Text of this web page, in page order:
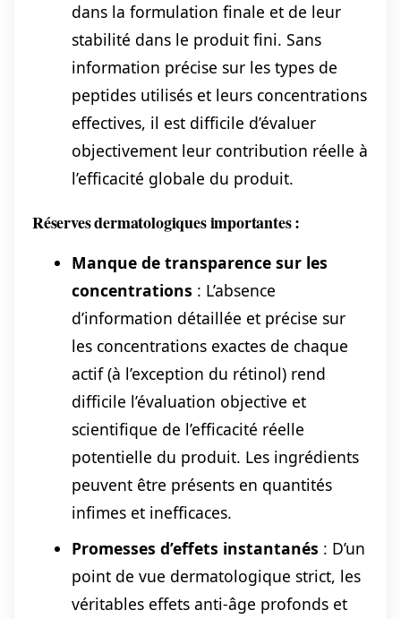
dans la formulation finale et de leur
stabilité dans le produit fini. Sans
information précise sur les types de
peptides utilisés et leurs concentrations
effectives, il est difficile d’évaluer
objectivement leur contribution réelle à
l’efficacité globale du produit.
Réserves dermatologiques importantes :
Manque de transparence sur les
concentrations : L’absence
d’information détaillée et précise sur
les concentrations exactes de chaque
actif (à l’exception du rétinol) rend
difficile l’évaluation objective et
scientifique de l’efficacité réelle
potentielle du produit. Les ingrédients
peuvent être présents en quantités
infimes et inefficaces.
Promesses d’effets instantanés : D’un
point de vue dermatologique strict, les
véritables effets anti-âge profonds et